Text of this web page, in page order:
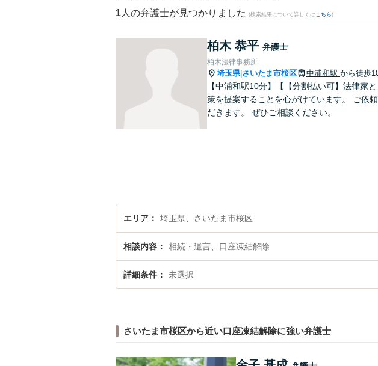
1 人の弁護士が見つかりました (検索結果について詳しくは こちら)
柏木 恭平 弁護士
柏木法律事務所
埼玉県|さいたま市桜区 中浦和駅 から徒歩
【中浦和駅10分】【【分割払い可】法律家
策を提案することを心がけています。 ご依
だきます。 ぜひご相談ください。
エリア 埼玉県、さいたま市桜区
相談内容 相続・遺言、口座凍結解除
詳細条件 未選択
さいたま市桜区から近い口座凍結解除に強い弁護士